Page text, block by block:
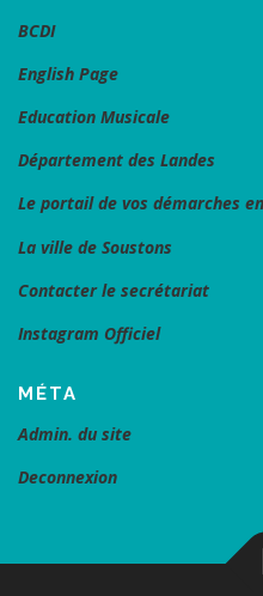
BCDI
English Page
Education Musicale
Département des Landes
Le portail de vos démarches
La ville de Soustons
Contacter le secrétariat
Instagram Officiel
MÉTA
Admin. du site
Deconnexion